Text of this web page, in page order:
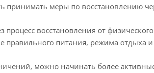
меры по восстановлению
восстановления от физического
правильного питания, режима отдыха
можно начинать более